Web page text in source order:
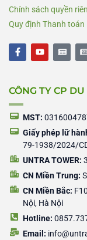
Chính sách quyền
Quy định Thanh toán
F
a
c
o
k
-
f
Y
o
u
b
N
e
w
a
r
r
CÔNG TY CP
MST:
Giấy phép lữ
79-1938/2024/
UNTRA TOWER:
CN Miền Trung:
CN Miền Bắc:
Nội, Hà Nội
Hotline:
Email: